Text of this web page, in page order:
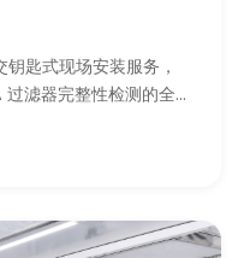
匙式现场安装服务，
过滤器完整性检测的全